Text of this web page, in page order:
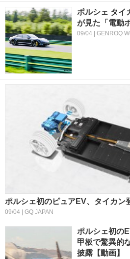
ポルシェ タイ
が見た「電動
09/04 | GENROQ
ポルシェ初のピュアEV、タイカン
09/04 | GQ JAPAN
ポルシェ初の
甲板で驚異的
披露【動画】